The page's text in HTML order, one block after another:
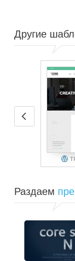
Другие
Раздаем